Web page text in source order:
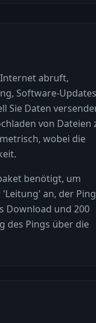
abruft,
Software-Updates
Sie Daten
von Dateien
wobei die
benötigt, um
an, der Ping
Download und 200
des Pings über die